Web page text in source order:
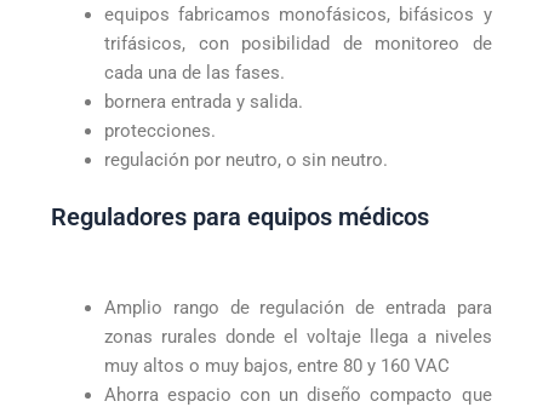
equipos fabricamos monofásicos, bifásicos y
trifásicos, con posibilidad de monitoreo de
cada una de las fases.
bornera entrada y salida.
protecciones.
regulación por neutro, o sin neutro.
Reguladores para equipos médicos
Amplio rango de regulación de entrada para
zonas rurales donde el voltaje llega a niveles
muy altos o muy bajos, entre 80 y 160 VAC
Ahorra espacio con un diseño compacto que